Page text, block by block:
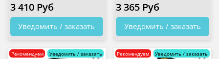
3 410 Руб
Уведомить / заказать
3 365 Руб
Уведомить / заказать
Рекомендуем Уведомить / заказать Рекомендуем Уведомить / заказать